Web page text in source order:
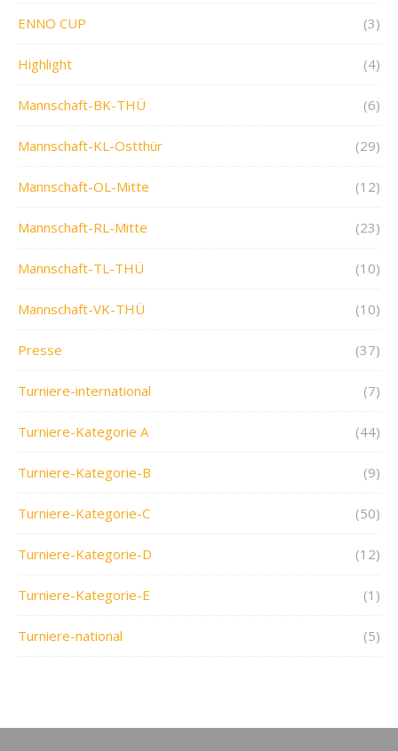
ENNO CUP (3)
Highlight (4)
Mannschaft-BK-THÜ (6)
Mannschaft-KL-Ostthür (29)
Mannschaft-OL-Mitte (12)
Mannschaft-RL-Mitte (23)
Mannschaft-TL-THÜ (10)
Mannschaft-VK-THÜ (10)
Presse (37)
Turniere-international (7)
Turniere-Kategorie A (44)
Turniere-Kategorie-B (9)
Turniere-Kategorie-C (50)
Turniere-Kategorie-D (12)
Turniere-Kategorie-E (1)
Turniere-national (5)